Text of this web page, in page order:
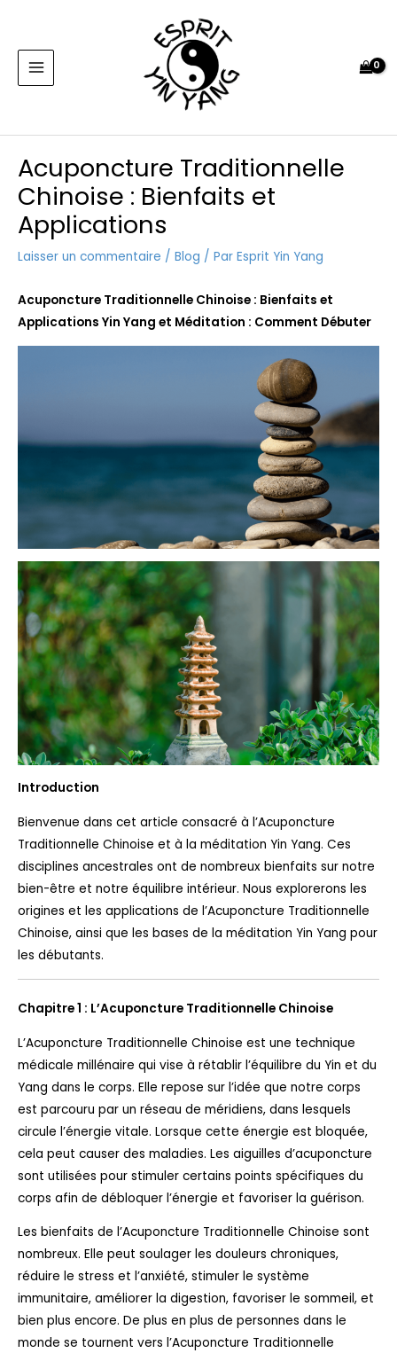
contenu
MENU
Acuponcture Traditionnelle
Chinoise : Bienfaits et
Applications
Laisser un commentaire / Blog / Par Esprit Yin Yang
Acuponcture Traditionnelle Chinoise : Bienfaits et
Applications Yin Yang et Méditation : Comment Débuter
Introduction
Bienvenue dans cet article consacré à l’Acuponcture
Traditionnelle Chinoise et à la méditation Yin Yang. Ces
disciplines ancestrales ont de nombreux bienfaits sur notre
bien-être et notre équilibre intérieur. Nous explorerons les
origines et les applications de l’Acuponcture Traditionnelle
Chinoise, ainsi que les bases de la méditation Yin Yang pour
les débutants.
Chapitre 1 : L’Acuponcture Traditionnelle Chinoise
L’Acuponcture Traditionnelle Chinoise est une technique
médicale millénaire qui vise à rétablir l’équilibre du Yin et du
Yang dans le corps. Elle repose sur l’idée que notre corps
est parcouru par un réseau de méridiens, dans lesquels
circule l’énergie vitale. Lorsque cette énergie est bloquée,
cela peut causer des maladies. Les aiguilles d’acuponcture
sont utilisées pour stimuler certains points spécifiques du
corps afin de débloquer l’énergie et favoriser la guérison.
Les bienfaits de l’Acuponcture Traditionnelle Chinoise sont
nombreux. Elle peut soulager les douleurs chroniques,
réduire le stress et l’anxiété, stimuler le système
immunitaire, améliorer la digestion, favoriser le sommeil, et
bien plus encore. De plus en plus de personnes dans le
monde se tournent vers l’Acuponcture Traditionnelle
des
articles